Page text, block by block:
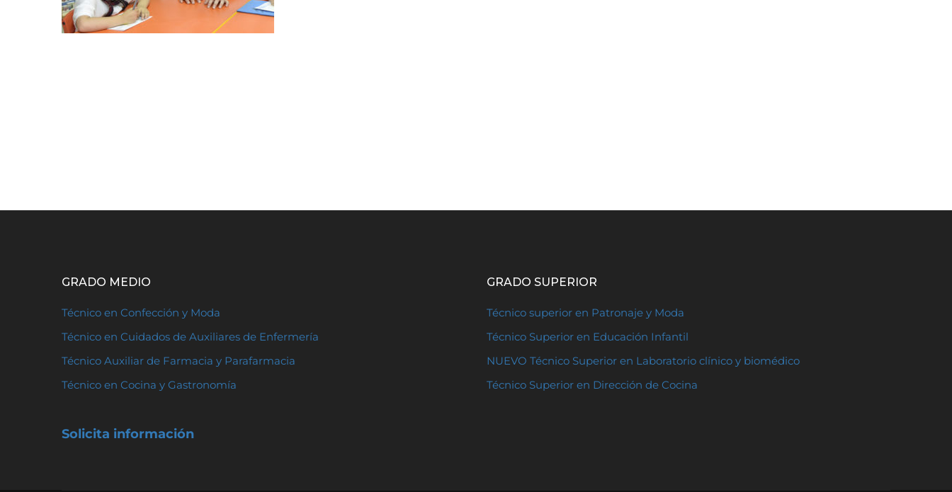
GRADO MEDIO
Técnico en Confección y Moda
Técnico en Cuidados de Auxiliares de Enfermería
Técnico Auxiliar de Farmacia y Parafarmacia
Técnico en Cocina y Gastronomía
GRADO SUPERIOR
Técnico superior en Patronaje y Moda
Técnico Superior en Educación Infantil
NUEVO Técnico Superior en Laboratorio clínico y biomédico
Técnico Superior en Dirección de Cocina
Solicita información